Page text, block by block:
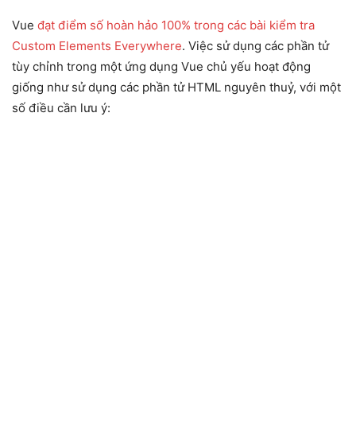
Vue đạt điểm số hoàn hảo 100% trong các bài kiểm tra
Custom Elements Everywhere. Việc sử dụng các phần tử
tùy chỉnh trong một ứng dụng Vue chủ yếu hoạt động
giống như sử dụng các phần tử HTML nguyên thuỷ, với một
số điều cần lưu ý: